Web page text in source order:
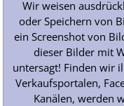
Wir weisen
oder Speichern von
ein Screenshot von
dieser Bilder mit
untersagt! Finden wir
Verkaufsportalen,
Kanälen, werden